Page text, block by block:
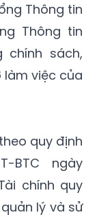
Thông tin
Thông tin
sách,
việc của
quy định
BTC ngày
chính quy
lý và sử